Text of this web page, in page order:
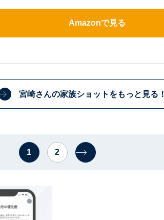
Amazonで見る
宮崎さんの家族ショットをもっと見る！
1 2